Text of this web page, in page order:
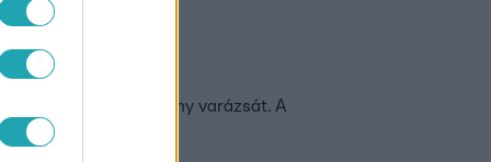
dicsérte az esemény varázsát. A